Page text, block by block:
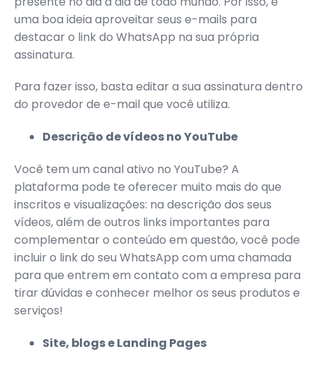
uma boa ideia aproveitar seus e-mails para
destacar o link do WhatsApp na sua própria
assinatura.
Para fazer isso, basta editar a sua assinatura dentro
do provedor de e-mail que você utiliza.
Descrição de vídeos no YouTube
Você tem um canal ativo no YouTube? A
plataforma pode te oferecer muito mais do que
inscritos e visualizações: na descrição dos seus
vídeos, além de outros links importantes para
complementar o conteúdo em questão, você pode
incluir o link do seu WhatsApp com uma chamada
para que entrem em contato com a empresa para
tirar dúvidas e conhecer melhor os seus produtos e
serviços!
Site, blogs e Landing Pages